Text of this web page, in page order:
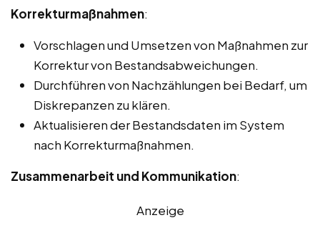
Korrekturmaßnahmen:
Vorschlagen und Umsetzen von Maßnahmen zur
Korrektur von Bestandsabweichungen.
Durchführen von Nachzählungen bei Bedarf, um
Diskrepanzen zu klären.
Aktualisieren der Bestandsdaten im System
nach Korrekturmaßnahmen.
Zusammenarbeit und Kommunikation:
Anzeige